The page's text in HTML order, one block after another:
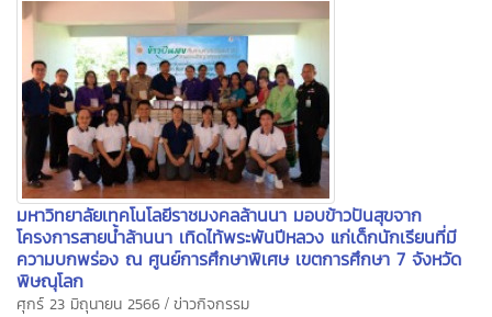
มหาวิทยาลัยเทคโนโลยีราชมงคลล้านนา มอบข้าวปันสุขจาก
โครงการสายน้ำล้านนา เทิดไท้พระพันปีหลวง แก่เด็กนักเรียนที่มี
ความบกพร่อง ณ ศูนย์การศึกษาพิเศษ เขตการศึกษา 7 จังหวัด
พิษณุโลก
ศุกร์ 23 มิถุนายน 2566 / ข่าวกิจกรรม